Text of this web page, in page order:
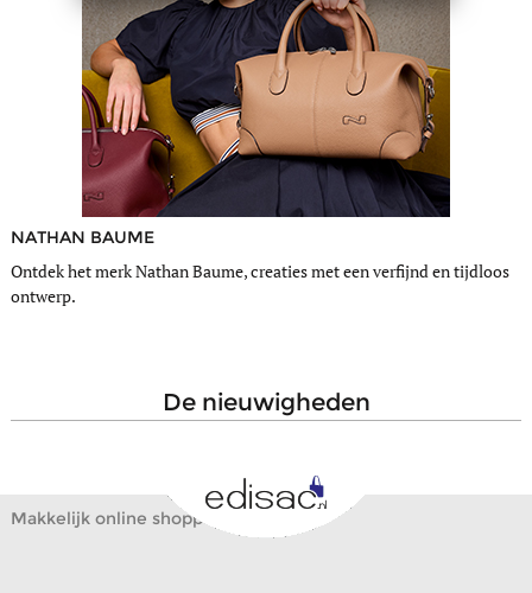
NATHAN BAUME
Ontdek het merk Nathan Baume, creaties met een verfijnd en tijdloos
ontwerp.
de nieuwigheden
Makkelijk online shoppen